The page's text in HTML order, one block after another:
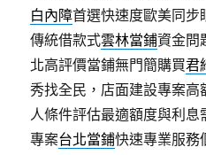
白內障首選快速度歐美同步
傳統借款式雲林當鋪資金問
北高評價當鋪無門簡購買君
秀找全民，店面建設專案高
人條件評估最適額度與利
專案台北當鋪快速專業服務